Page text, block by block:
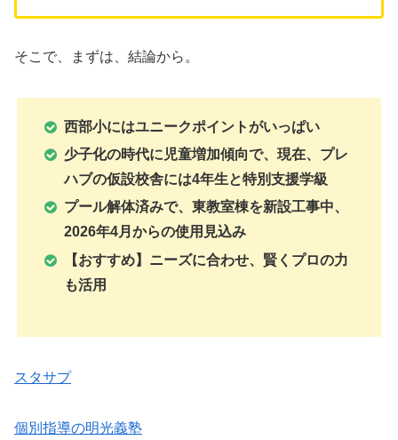
そこで、まずは、結論から。
西部小にはユニークポイントがいっぱい
少子化の時代に児童増加傾向で、現在、プレ
ハブの仮設校舎には4年生と特別支援学級
プール解体済みで、東教室棟を新設工事中、
2026年4月からの使用見込み
【おすすめ】ニーズに合わせ、賢くプロの力
も活用
スタサプ
個別指導の明光義塾